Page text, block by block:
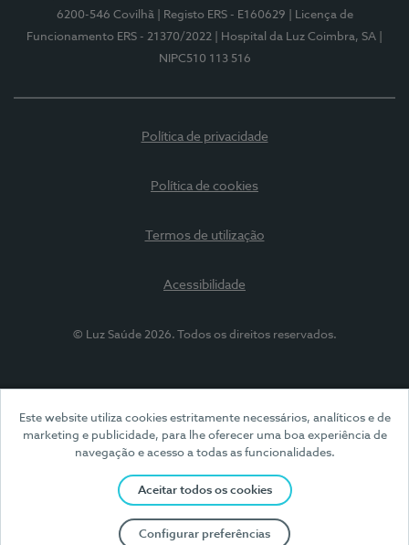
Este website utiliza cookies estritamente necessários, analíticos e de
marketing e publicidade, para lhe oferecer uma boa experiência de
navegação e acesso a todas as funcionalidades.
Aceitar todos os cookies
Configurar preferências
6200-546 Covilhã
| Registo ERS - E160629
| Licença de
Funcionamento ERS - 21370/2022
| Hospital da Luz Coimbra, SA
NIPC510 113 516
Política de privacidade
Política de cookies
Termos de utilização
Acessibilidade
© Luz Saúde 2026. Todos os direitos reservados.